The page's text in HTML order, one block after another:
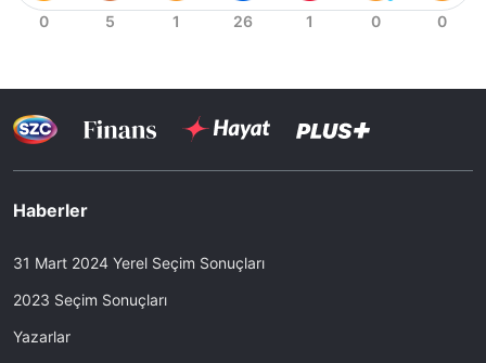
Haberler
31 Mart 2024 Yerel Seçim Sonuçları
2023 Seçim Sonuçları
Yazarlar